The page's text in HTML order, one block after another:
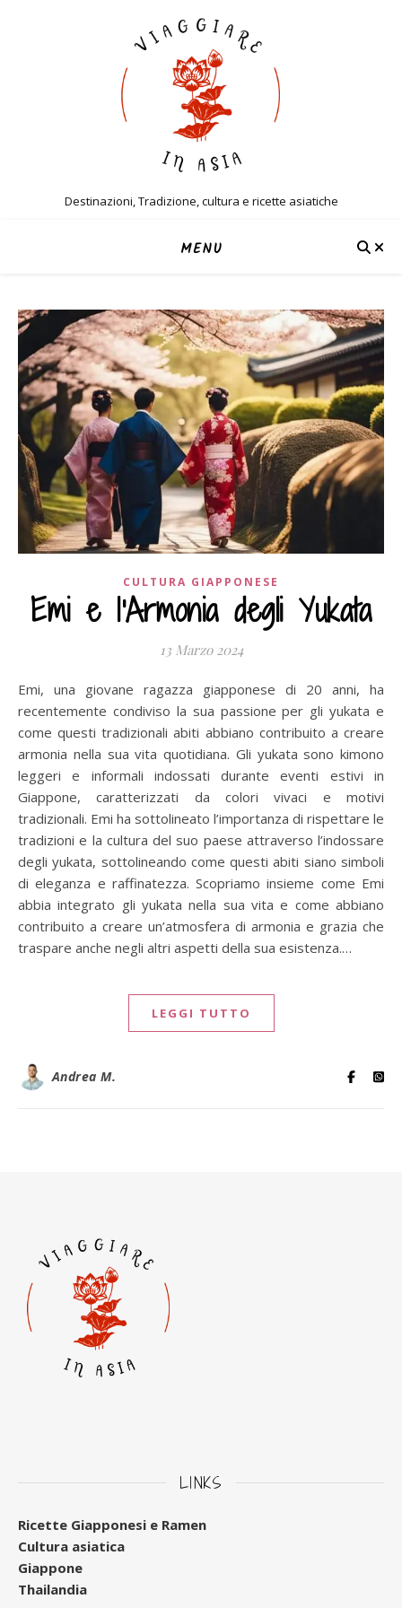
Destinazioni, Tradizione, cultura e ricette asiatiche
MENU
CULTURA GIAPPONESE
Emi e l'Armonia degli Yukata
13 Marzo 2024
Emi, una giovane ragazza giapponese di 20 anni, ha
recentemente condiviso la sua passione per gli yukata e
come questi tradizionali abiti abbiano contribuito a creare
armonia nella sua vita quotidiana. Gli yukata sono kimono
leggeri e informali indossati durante eventi estivi in
Giappone, caratterizzati da colori vivaci e motivi
tradizionali. Emi ha sottolineato l’importanza di rispettare le
tradizioni e la cultura del suo paese attraverso l’indossare
degli yukata, sottolineando come questi abiti siano simboli
di eleganza e raffinatezza. Scopriamo insieme come Emi
abbia integrato gli yukata nella sua vita e come abbiano
contribuito a creare un’atmosfera di armonia e grazia che
traspare anche negli altri aspetti della sua esistenza.…
LEGGI TUTTO
Andrea M.
LINKS
Ricette Giapponesi e Ramen
Cultura asiatica
Giappone
Thailandia